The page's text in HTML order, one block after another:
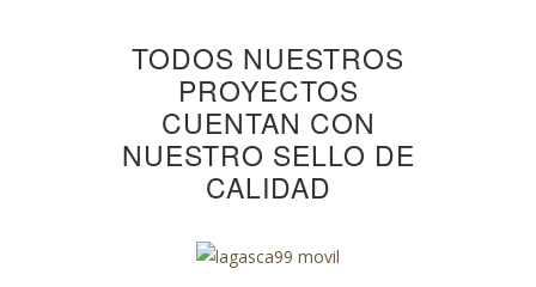
TODOS NUESTROS
PROYECTOS
CUENTAN CON
NUESTRO SELLO DE
CALIDAD